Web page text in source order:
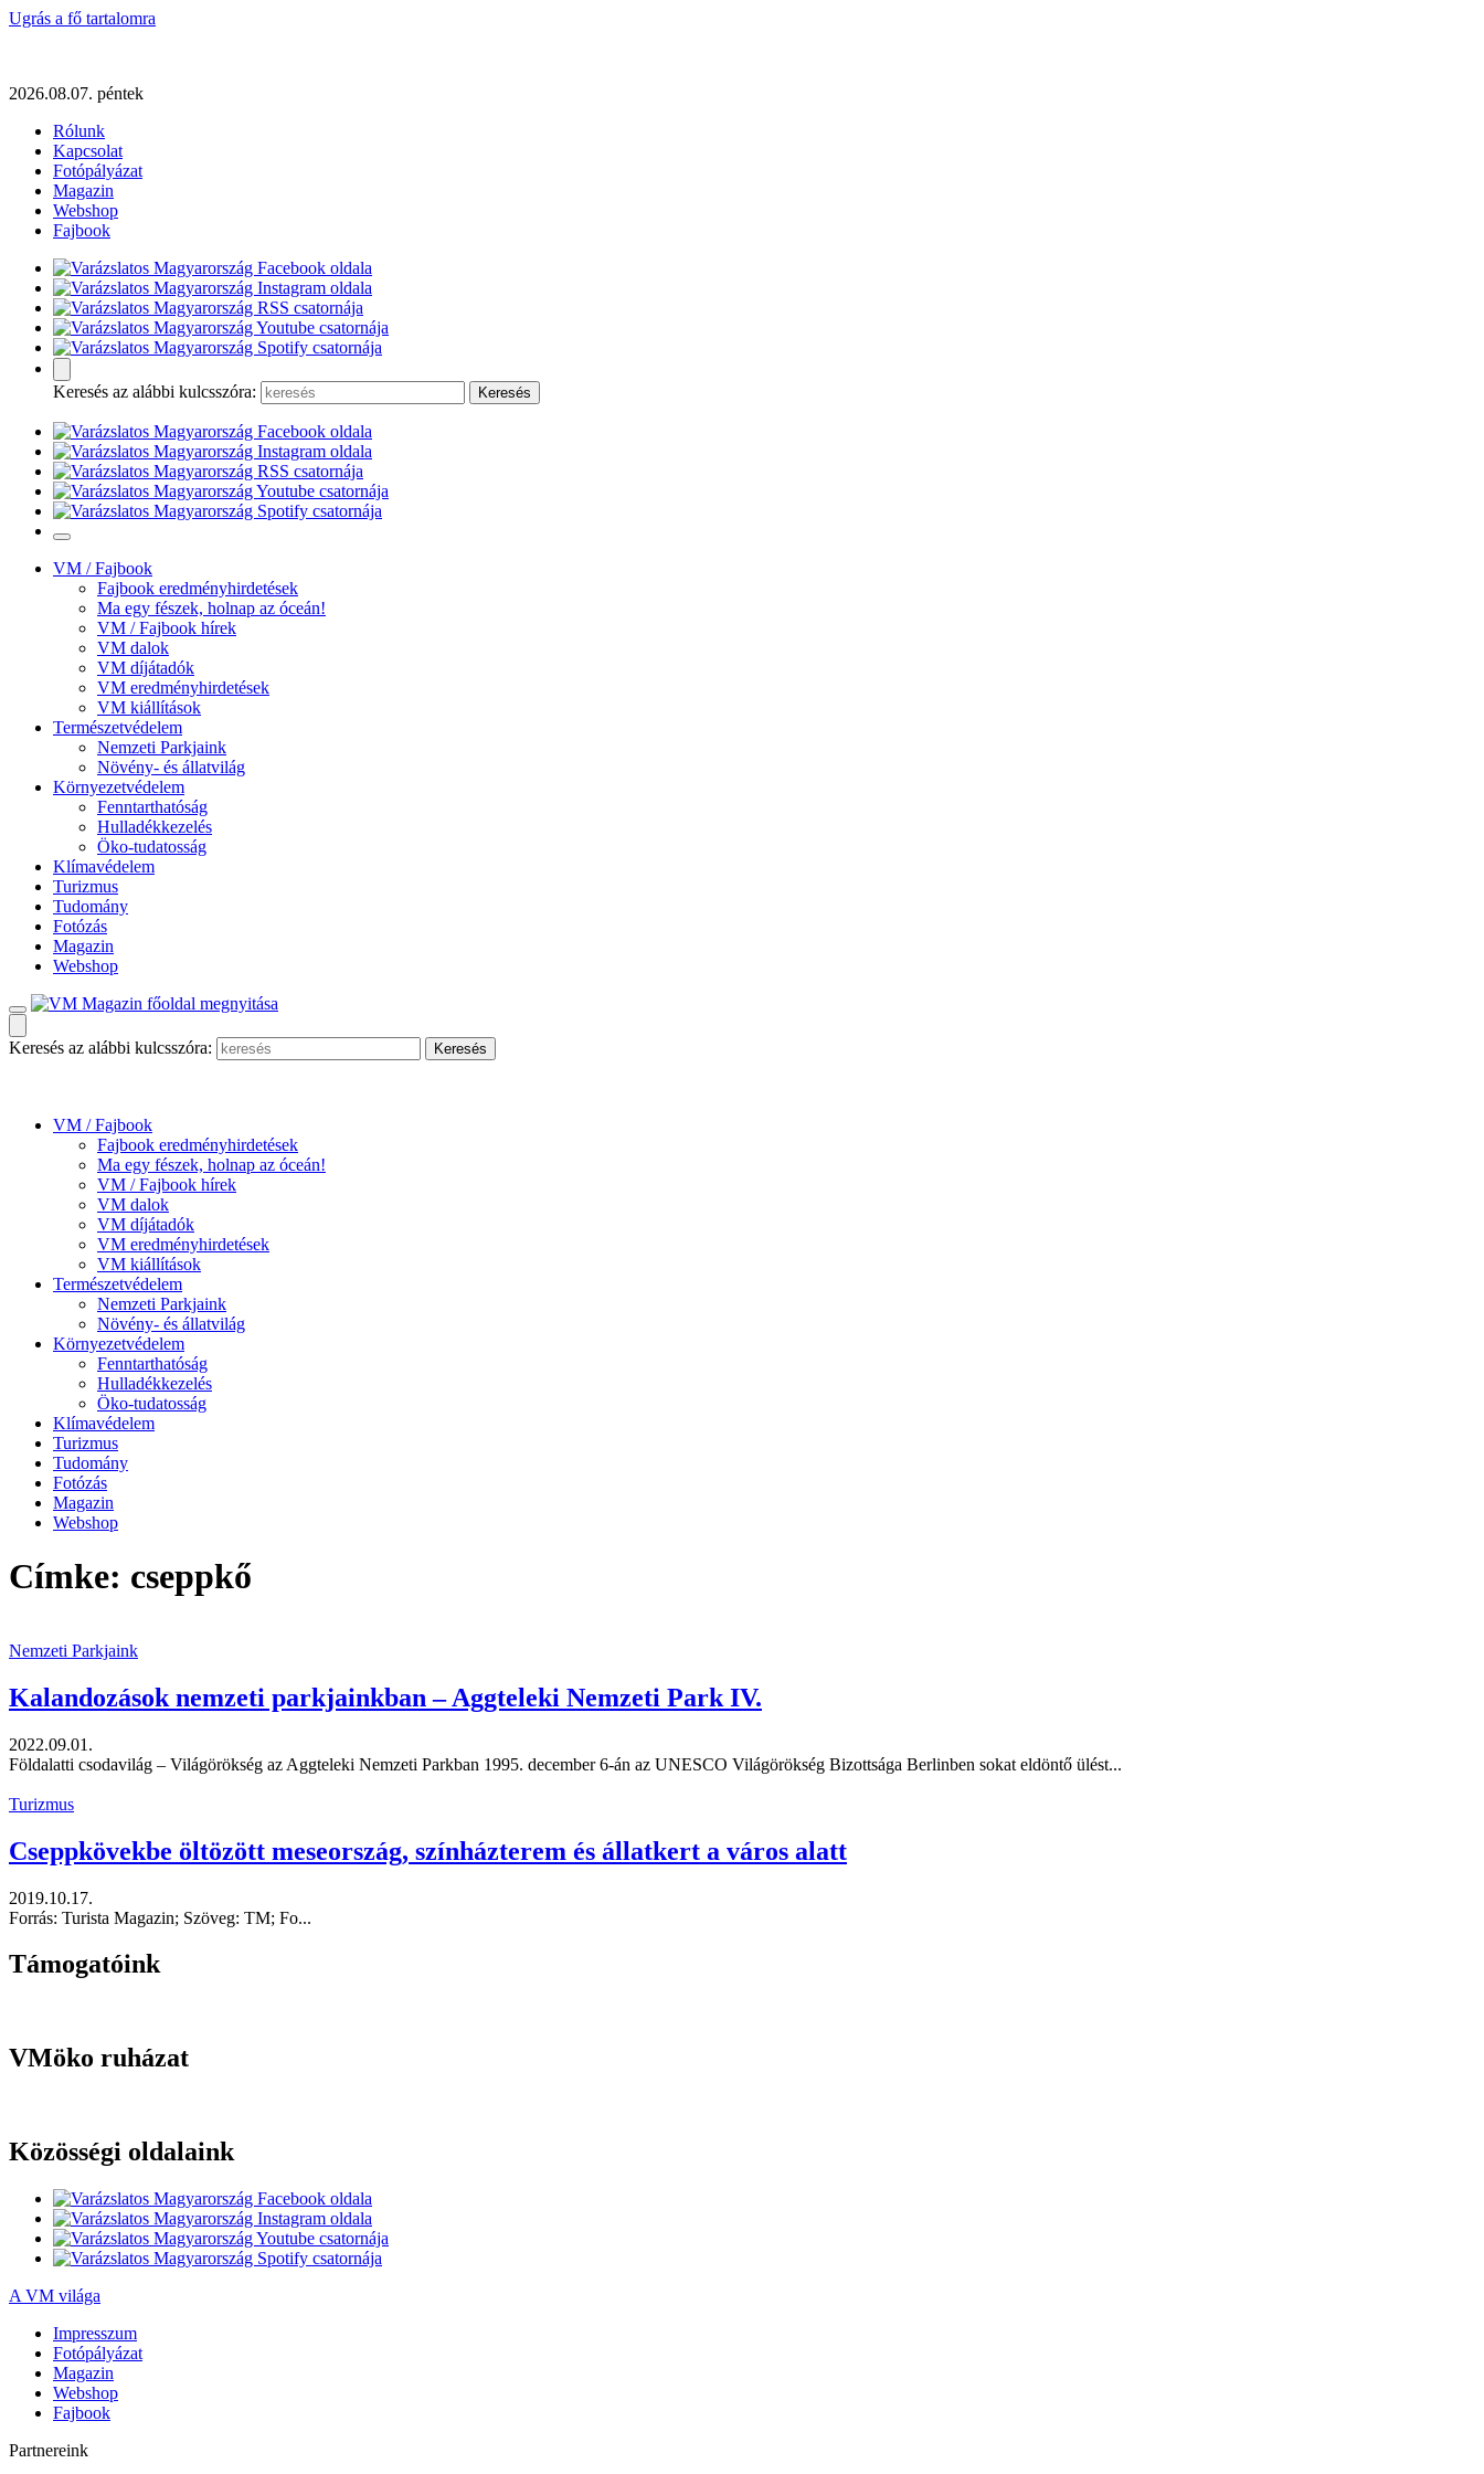
Ugrás a fő tartalomra
2026.08.07. péntek
Rólunk
Kapcsolat
Fotópályázat
Magazin
Webshop
Fajbook
Keresés az alábbi kulcsszóra:
VM / Fajbook
Fajbook eredményhirdetések
Ma egy fészek, holnap az óceán!
VM / Fajbook hírek
VM dalok
VM díjátadók
VM eredményhirdetések
VM kiállítások
Természetvédelem
Nemzeti Parkjaink
Növény- és állatvilág
Környezetvédelem
Fenntarthatóság
Hulladékkezelés
Öko-tudatosság
Klímavédelem
Turizmus
Tudomány
Fotózás
Magazin
Webshop
Keresés az alábbi kulcsszóra:
VM / Fajbook
Fajbook eredményhirdetések
Ma egy fészek, holnap az óceán!
VM / Fajbook hírek
VM dalok
VM díjátadók
VM eredményhirdetések
VM kiállítások
Természetvédelem
Nemzeti Parkjaink
Növény- és állatvilág
Környezetvédelem
Fenntarthatóság
Hulladékkezelés
Öko-tudatosság
Klímavédelem
Turizmus
Tudomány
Fotózás
Magazin
Webshop
Címke: cseppkő
Nemzeti Parkjaink
Kalandozások nemzeti parkjainkban – Aggteleki Nemzeti Park IV.
2022.09.01.
Földalatti csodavilág – Világörökség az Aggteleki Nemzeti Parkban 1995. december 6-án az UNESCO Világörökség Bizottsága Berlinben sokat eldöntő ülést...
Turizmus
Cseppkövekbe öltözött meseország, színházterem és állatkert a város alatt
2019.10.17.
Forrás: Turista Magazin; Szöveg: TM; Fo...
Támogatóink
VMöko ruházat
Közösségi oldalaink
A VM világa
Impresszum
Fotópályázat
Magazin
Webshop
Fajbook
Partnereink